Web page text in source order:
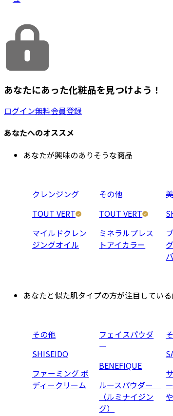
あなたにあった化粧品を見つけよう！
ログイン無料会員登録
あなたへのオススメ
あなたが興味のありそうな商品
クレンジング
TOUT VERT
マイルドクレン
ジングオイル
その他
TOUT VERT
ミネラルプレス
トアイカラー
あなたと似た肌タイプの方が注目してい
その他
SHISEIDO
ファーミング ボ
ディークリーム
フェイスパウダ
ー
BENEFIQUE
ルースパウダー
（ルミナイジン
グ）